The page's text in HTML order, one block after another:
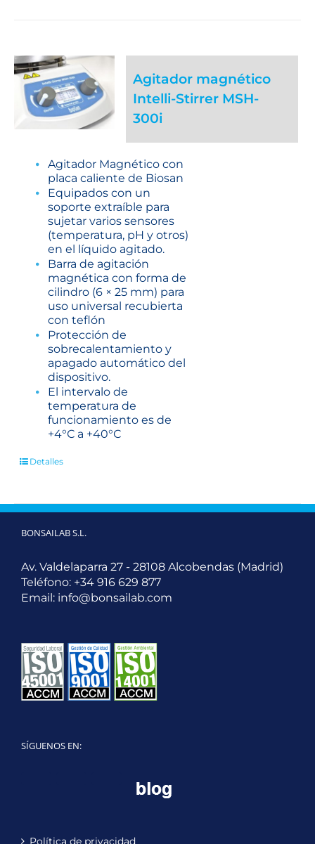
Agitador magnético
Intelli-Stirrer MSH-
300i
Agitador Magnético con
placa caliente de Biosan
Equipados con un
soporte extraíble para
sujetar varios sensores
(temperatura, pH y otros)
en el líquido agitado.
Barra de agitación
magnética con forma de
cilindro (6 × 25 mm) para
uso universal recubierta
con teflón
Protección de
sobrecalentamiento y
apagado automático del
dispositivo.
El intervalo de
temperatura de
funcionamiento es de
+4°С a +40°С
Detalles
BONSAILAB S.L.
Av. Valdelaparra 27 - 28108 Alcobendas (Madrid)
Teléfono: +34 916 629 877
Email: info@bonsailab.com
SÍGUENOS EN:
LinkedIn
YouTube
Política de privacidad